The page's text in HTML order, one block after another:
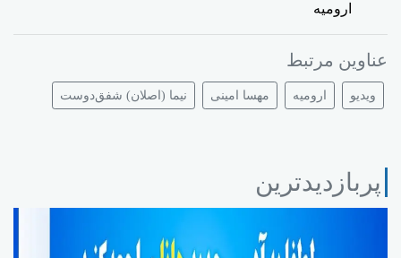
ارومیە
عناوین مرتبط
ویدیو ارومیە مهسا امینی نیما (اصلان) شفق‌دوست
پربازدیدترین